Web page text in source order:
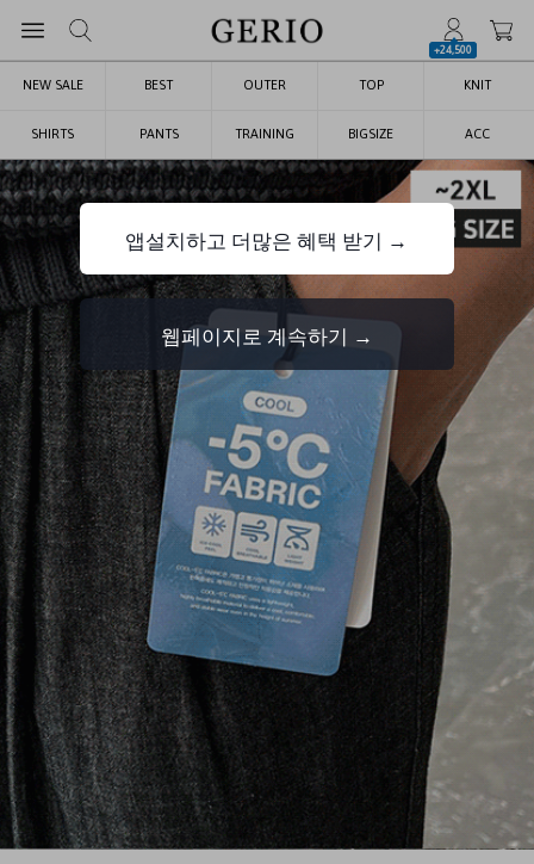
+24,500
NEW SALE BEST OUTER TOP KNIT
SHIRTS PANTS TRAINING BIGSIZE ACC
앱설치하고 더많은 혜택 받기 →
웹페이지로 계속하기 →